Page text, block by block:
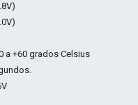
a +60 grados Celsius